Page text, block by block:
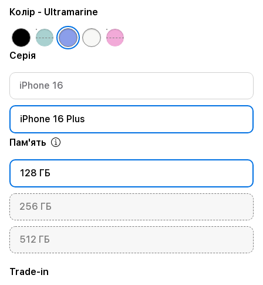
Серія
iPhone 16
iPhone 16 Plus
Пам'ять
128 ГБ
256 ГБ
512 ГБ
Колір - Ultramarine
Trade-in